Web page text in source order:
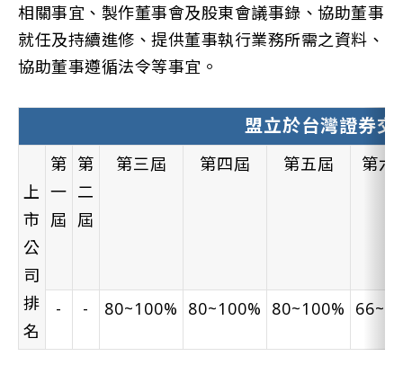
相關事宜、製作董事會及股東會議事錄、協助董事
就任及持續進修、提供董事執行業務所需之資料、
協助董事遵循法令等事宜。
盟立於台灣證券
上
市
公
司
排
名
第
一
屆
第
二
屆
第三屆 第四屆 第五屆 第六
- - 80~100% 80~100% 80~100%